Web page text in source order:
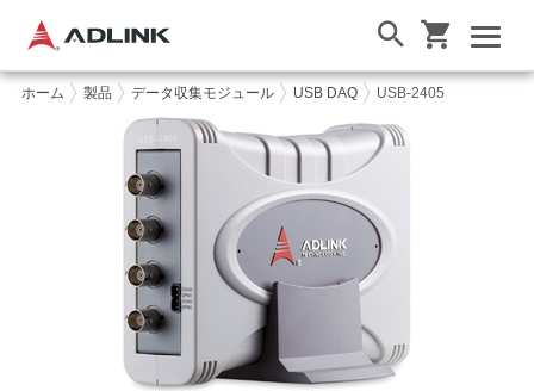
ホーム 製品 データ収集モジュール USB DAQ USB-2405